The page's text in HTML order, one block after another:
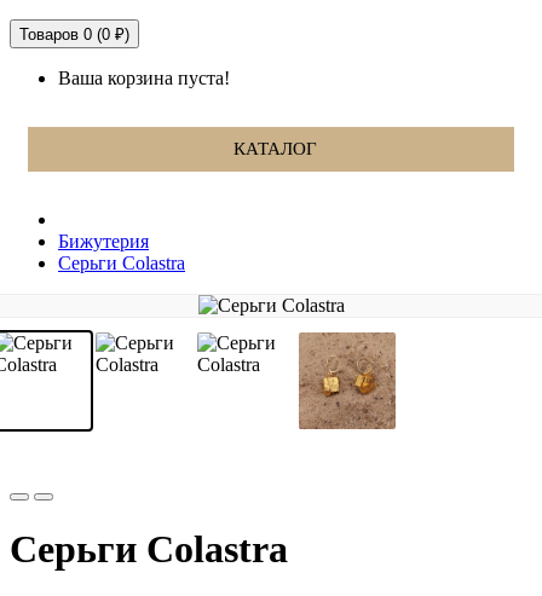
Товаров 0 (0 ₽)
Ваша корзина пуста!
КАТАЛОГ
Бижутерия
Серьги Colastra
Серьги Colastra